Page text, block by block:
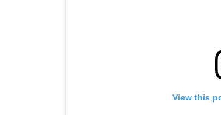
View this